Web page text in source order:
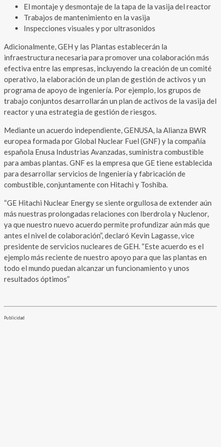
El montaje y desmontaje de la tapa de la vasija del reactor
Trabajos de mantenimiento en la vasija
Inspecciones visuales y por ultrasonidos
Adicionalmente, GEH y las Plantas establecerán la
infraestructura necesaria para promover una colaboración más
efectiva entre las empresas, incluyendo la creación de un comité
operativo, la elaboración de un plan de gestión de activos y un
programa de apoyo de ingeniería. Por ejemplo, los grupos de
trabajo conjuntos desarrollarán un plan de activos de la vasija del
reactor y una estrategia de gestión de riesgos.
Mediante un acuerdo independiente, GENUSA, la Alianza BWR
europea formada por Global Nuclear Fuel (GNF) y la compañía
española Enusa Industrias Avanzadas, suministra combustible
para ambas plantas. GNF es la empresa que GE tiene establecida
para desarrollar servicios de Ingeniería y fabricación de
combustible, conjuntamente con Hitachi y Toshiba.
“GE Hitachi Nuclear Energy se siente orgullosa de extender aún
más nuestras prolongadas relaciones con Iberdrola y Nuclenor,
ya que nuestro nuevo acuerdo permite profundizar aún más que
antes el nivel de colaboración”, declaró Kevin Lagasse, vice
presidente de servicios nucleares de GEH. “Este acuerdo es el
ejemplo más reciente de nuestro apoyo para que las plantas en
todo el mundo puedan alcanzar un funcionamiento y unos
resultados óptimos”
Publicidad